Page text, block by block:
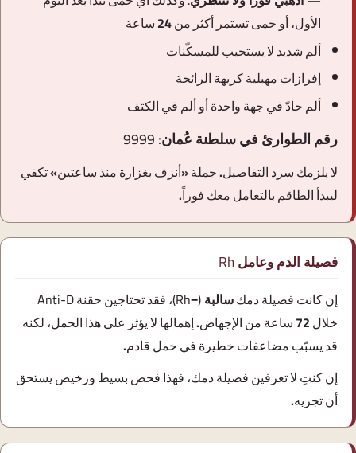
الأول، أو حمى تستمر أكثر من 24 ساعة
ألم شديد لا يستجيب للمسكّنات
إفرازات مهبلية كريهة الرائحة
ألم حادّ في جهة واحدة أو ألم في الكتف
رقم الطوارئ في سلطنة عُمان:9999
لا يلزمك سرد التفاصيل. جملة «أنزف بغزارة منذ ساعتين» تكفي
ليبدأ الطاقم بالتعامل معك فوراً.
فصيلة الدم وعامل Rh
إن كانت فصيلة دمكسالبة (⁨Rh−⁩) ، فقد تحتاجين حقنةAnti-D
خلال 72 ساعة من الإجهاض. إهمالها لا يؤثر على هذا الحمل، لكنه
قد يسبّب مضاعفات خطيرة في حمل قادم.
إن كنتِ لا تعرفين فصيلة دمك، فهذا فحص بسيط ورخيص يستحق
أن تجريه.